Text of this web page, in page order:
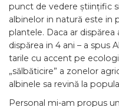
punct de vedere științific
albinelor in natură este in
plantele. Daca ar
dispărea in 4 ani – a spus
tarile cu accent pe
„sălbăticire” a zonelor
albinele sa revină la
Personal mi-am propus